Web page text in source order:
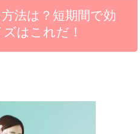
法は？短期間で効
はこれだ！